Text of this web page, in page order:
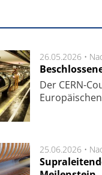
26.05.2026 •
Der CERN-
25.06.2026 •